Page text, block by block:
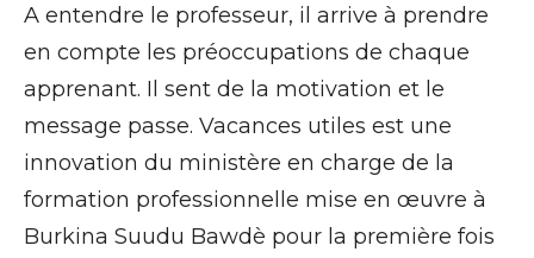
A entendre le professeur, il arrive à prendre
en compte les préoccupations de chaque
apprenant. Il sent de la motivation et le
message passe. Vacances utiles est une
innovation du ministère en charge de la
formation professionnelle mise en œuvre à
Burkina Suudu Bawdè pour la première fois